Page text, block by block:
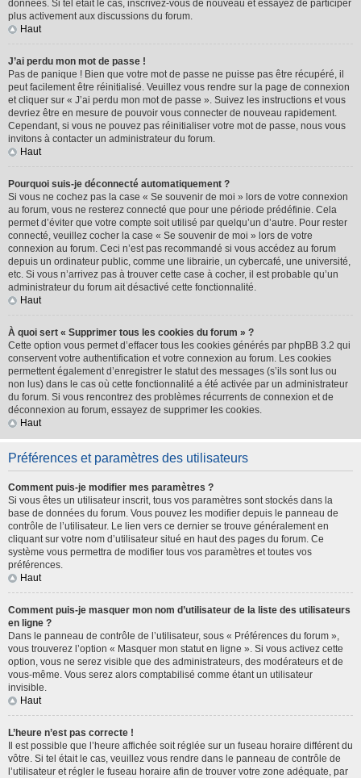
données. Si tel était le cas, inscrivez-vous de nouveau et essayez de participer
plus activement aux discussions du forum.
Haut
J’ai perdu mon mot de passe !
Pas de panique ! Bien que votre mot de passe ne puisse pas être récupéré, il
peut facilement être réinitialisé. Veuillez vous rendre sur la page de connexion
et cliquer sur « J’ai perdu mon mot de passe ». Suivez les instructions et vous
devriez être en mesure de pouvoir vous connecter de nouveau rapidement.
Cependant, si vous ne pouvez pas réinitialiser votre mot de passe, nous vous
invitons à contacter un administrateur du forum.
Haut
Pourquoi suis-je déconnecté automatiquement ?
Si vous ne cochez pas la case « Se souvenir de moi » lors de votre connexion
au forum, vous ne resterez connecté que pour une période prédéfinie. Cela
permet d’éviter que votre compte soit utilisé par quelqu’un d’autre. Pour rester
connecté, veuillez cocher la case « Se souvenir de moi » lors de votre
connexion au forum. Ceci n’est pas recommandé si vous accédez au forum
depuis un ordinateur public, comme une librairie, un cybercafé, une université,
etc. Si vous n’arrivez pas à trouver cette case à cocher, il est probable qu’un
administrateur du forum ait désactivé cette fonctionnalité.
Haut
À quoi sert « Supprimer tous les cookies du forum » ?
Cette option vous permet d’effacer tous les cookies générés par phpBB 3.2 qui
conservent votre authentification et votre connexion au forum. Les cookies
permettent également d’enregistrer le statut des messages (s’ils sont lus ou
non lus) dans le cas où cette fonctionnalité a été activée par un administrateur
du forum. Si vous rencontrez des problèmes récurrents de connexion et de
déconnexion au forum, essayez de supprimer les cookies.
Haut
Préférences et paramètres des utilisateurs
Comment puis-je modifier mes paramètres ?
Si vous êtes un utilisateur inscrit, tous vos paramètres sont stockés dans la
base de données du forum. Vous pouvez les modifier depuis le panneau de
contrôle de l’utilisateur. Le lien vers ce dernier se trouve généralement en
cliquant sur votre nom d’utilisateur situé en haut des pages du forum. Ce
système vous permettra de modifier tous vos paramètres et toutes vos
préférences.
Haut
Comment puis-je masquer mon nom d’utilisateur de la liste des utilisateurs
en ligne ?
Dans le panneau de contrôle de l’utilisateur, sous « Préférences du forum »,
vous trouverez l’option « Masquer mon statut en ligne ». Si vous activez cette
option, vous ne serez visible que des administrateurs, des modérateurs et de
vous-même. Vous serez alors comptabilisé comme étant un utilisateur
invisible.
Haut
L’heure n’est pas correcte !
Il est possible que l’heure affichée soit réglée sur un fuseau horaire différent du
vôtre. Si tel était le cas, veuillez vous rendre dans le panneau de contrôle de
l’utilisateur et régler le fuseau horaire afin de trouver votre zone adéquate, par